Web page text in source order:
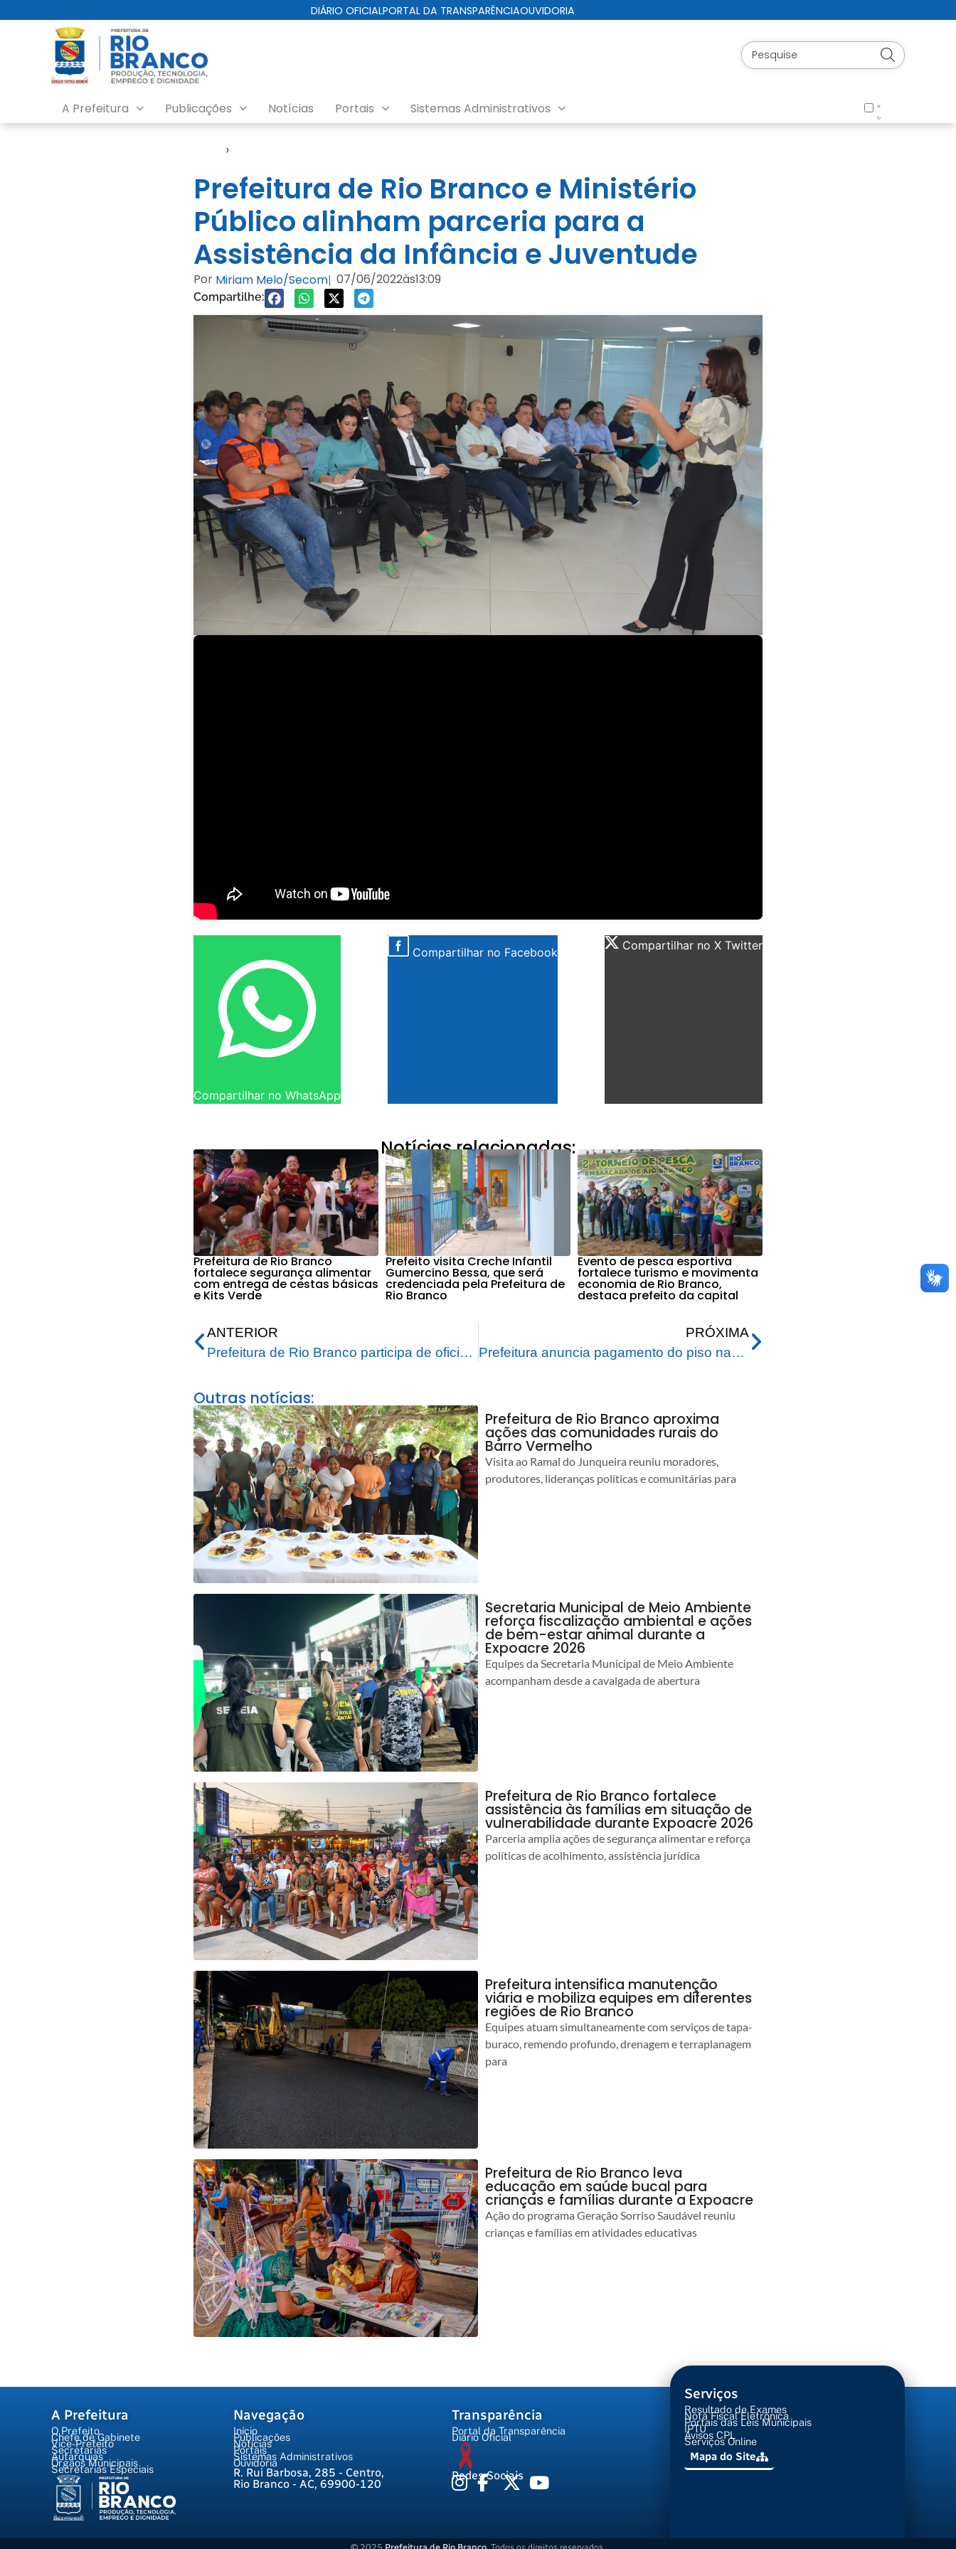
DIÁRIO OFICIALPORTAL DA TRANSPARÊNCIAOUVIDORIA
A Prefeitura Publicações Notícias Portais Sistemas Administrativos
›
Prefeitura de Rio Branco e Ministério
Público alinham parceria para a
Assistência da Infância e Juventude
Por Miriam Melo/Secom| 07/06/2022às13:09
Compartilhe:
Compartilhar no WhatsApp
Compartilhar no Facebook Compartilhar no X Twitter
Notícias relacionadas:
Prefeitura de Rio Branco
fortalece segurança alimentar
com entrega de cestas básicas
e Kits Verde
Prefeito visita Creche Infantil
Gumercino Bessa, que será
credenciada pela Prefeitura de
Rio Branco
Evento de pesca esportiva
fortalece turismo e movimenta
economia de Rio Branco,
destaca prefeito da capital
ANTERIOR
Prefeitura de Rio Branco participa de oficinas para a criação do Plano Municipal de Segurança Alimentar e Nutricional
PRÓXIMA
Prefeitura anuncia pagamento do piso nacional aos agentes de endemias e agentes comunitários de saúde
Outras notícias:
Prefeitura de Rio Branco aproxima
ações das comunidades rurais do
Barro Vermelho
Visita ao Ramal do Junqueira reuniu moradores,
produtores, lideranças políticas e comunitárias para
Secretaria Municipal de Meio Ambiente
reforça fiscalização ambiental e ações
de bem-estar animal durante a
Expoacre 2026
Equipes da Secretaria Municipal de Meio Ambiente
acompanham desde a cavalgada de abertura
Prefeitura de Rio Branco fortalece
assistência às famílias em situação de
vulnerabilidade durante Expoacre 2026
Parceria amplia ações de segurança alimentar e reforça
políticas de acolhimento, assistência jurídica
Prefeitura intensifica manutenção
viária e mobiliza equipes em diferentes
regiões de Rio Branco
Equipes atuam simultaneamente com serviços de tapa-
buraco, remendo profundo, drenagem e terraplanagem
para
Prefeitura de Rio Branco leva
educação em saúde bucal para
crianças e famílias durante a Expoacre
Ação do programa Geração Sorriso Saudável reuniu
crianças e famílias em atividades educativas
A Prefeitura
O Prefeito
Chefe de Gabinete
Vice-Prefeito
Secretarias
Autarquias
Órgãos Municipais
Secretarias Especiais
Navegação
Início
Publicações
Notícias
Portais
Sistemas Administrativos
Ouvidoria
R. Rui Barbosa, 285 - Centro,
Rio Branco - AC, 69900-120
Transparência
Portal da Transparência
Diário Oficial
Redes Sociais
Serviços
Resultado de Exames
Nota Fiscal Eletrônica
Portais das Leis Municipais
IPTU
Avisos CPL
Serviços Online
Mapa do Site